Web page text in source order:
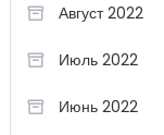
Август 2022
Июль 2022
Июнь 2022